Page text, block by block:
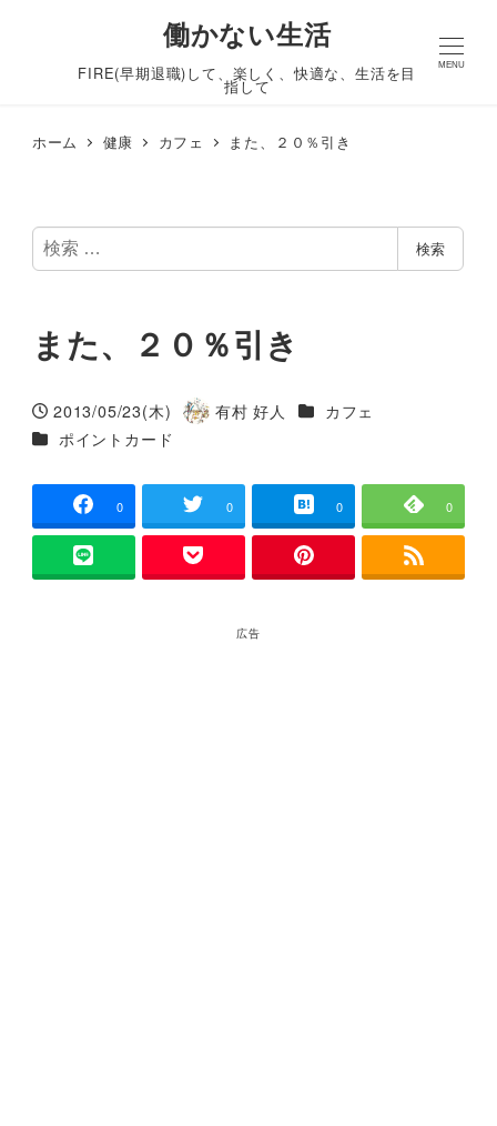
働かない生活
FIRE(早期退職)して、楽しく、快適な、生活を目
指して
MENU
ホーム 健康 カフェ また、２０％引き
検
索
検索
また、２０％引き
投稿日
2013/05/23(木)
著
有村 好人 カテゴリー
カフェ
カテゴリー
ポイントカード
0 0 0 0
広告